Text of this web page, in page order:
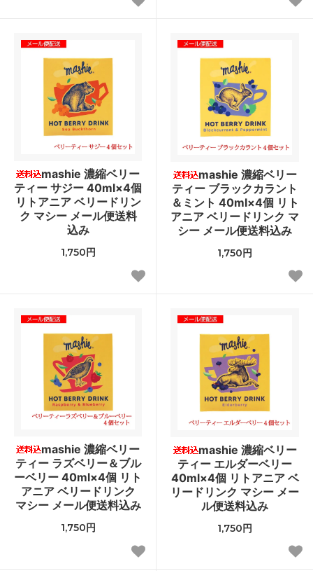
mashie 濃縮ベリー
ティー サジー 40ml×4個
リトアニア ベリードリン
ク マシー メール便送料
込み
1,750円
mashie 濃縮ベリー
ティー ブラックカラント
＆ミント 40ml×4個 リト
アニア ベリードリンク マ
シー メール便送料込み
1,750円
mashie 濃縮ベリー
ティー ラズベリー＆ブル
ーベリー 40ml×4個 リト
アニア ベリードリンク
マシー メール便送料込み
1,750円
mashie 濃縮ベリー
ティー エルダーベリー
40ml×4個 リトアニア ベ
リードリンク マシー メー
ル便送料込み
1,750円